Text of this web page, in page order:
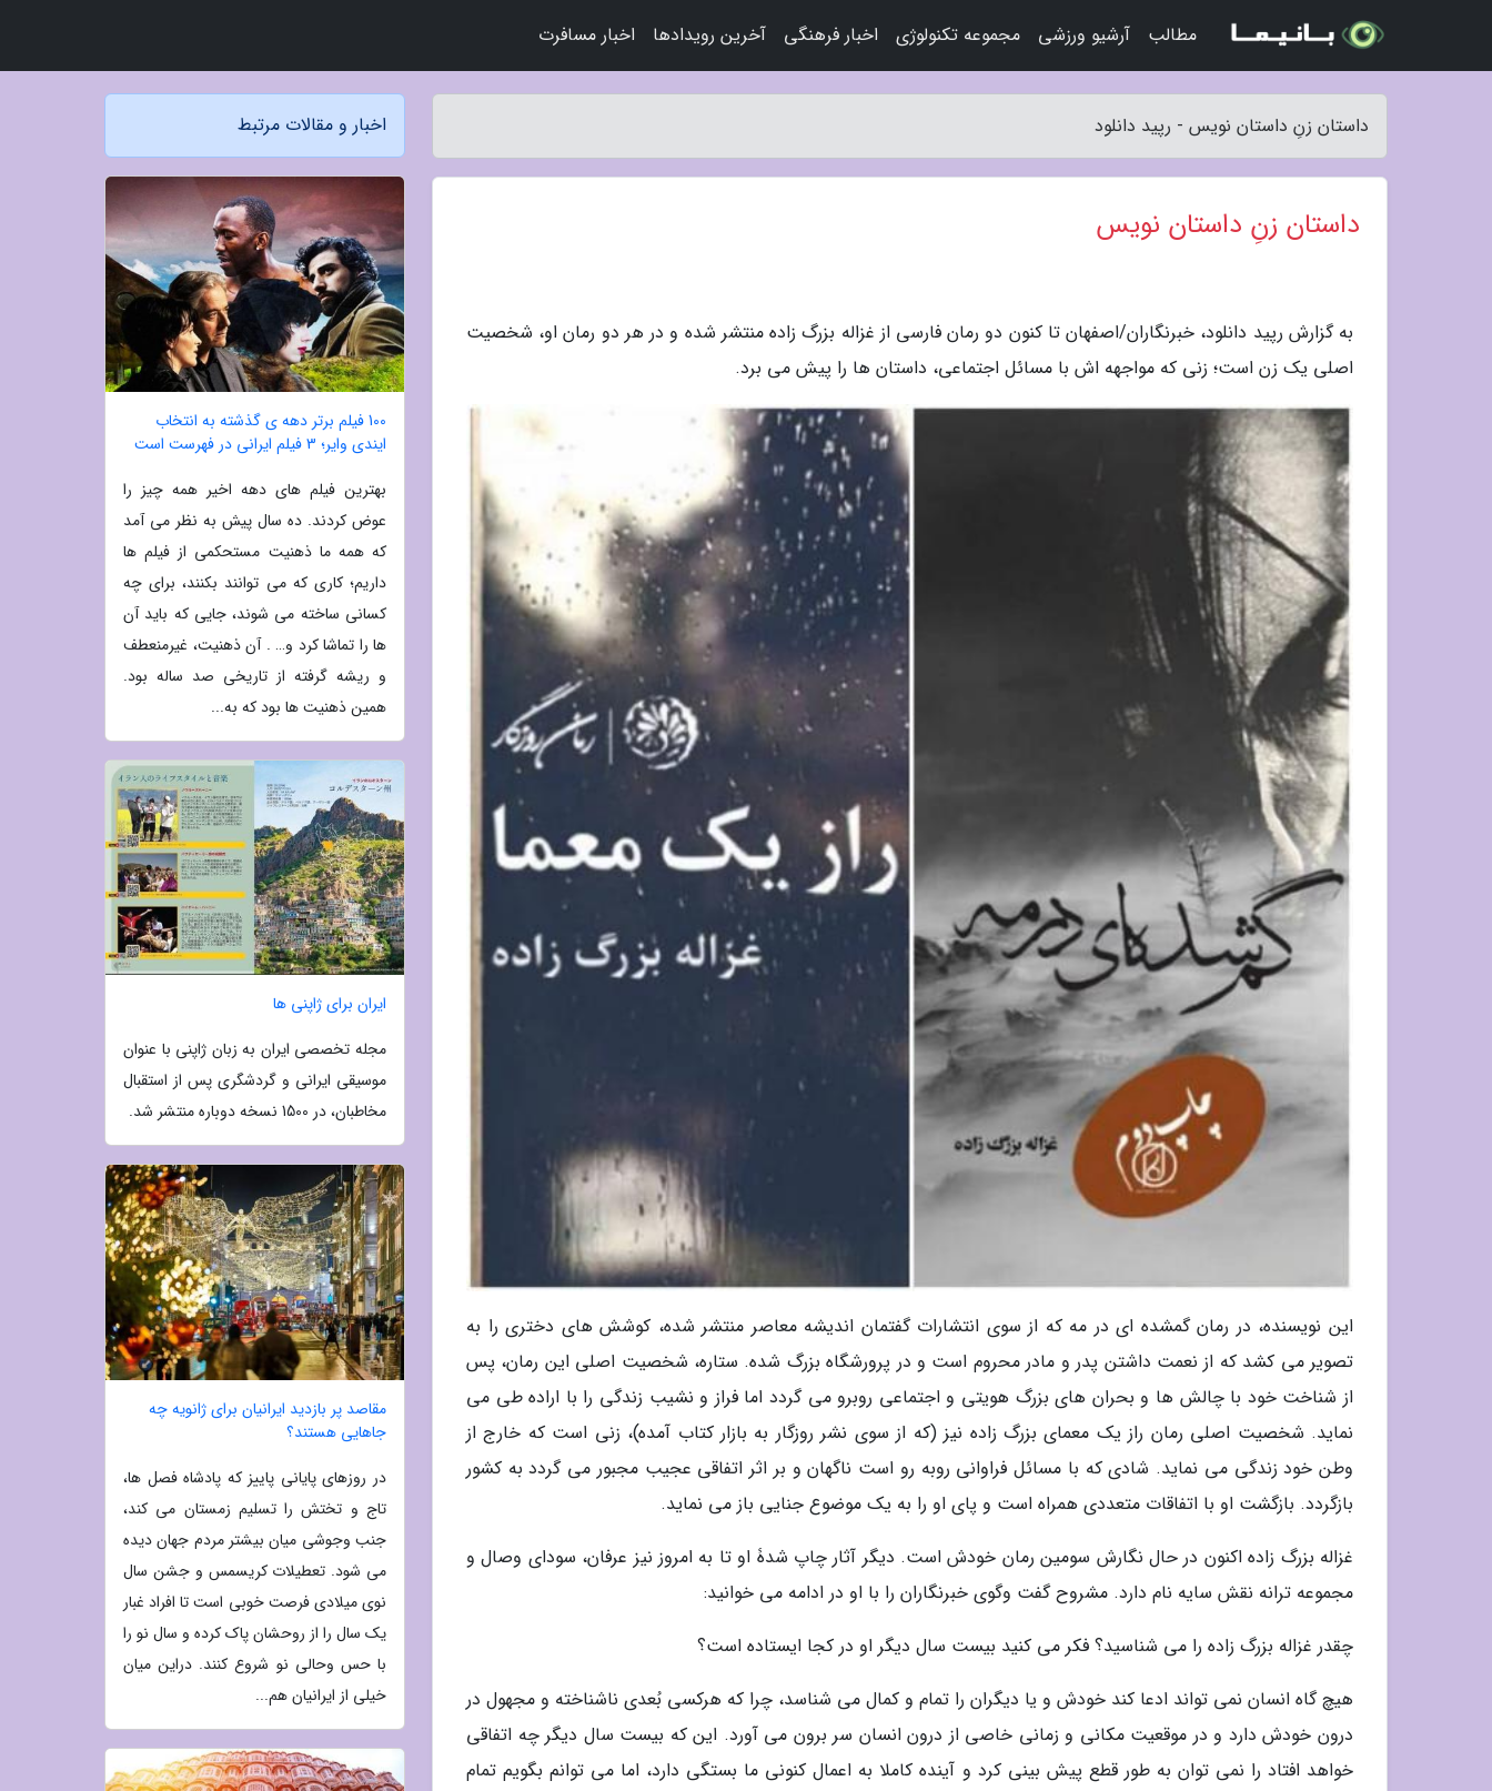
داستان زنِ داستان نویس - رپید دانلود
داستان زنِ داستان نویس
به گزارش رپید دانلود، خبرنگاران/اصفهان تا کنون دو رمان فارسی از غزاله بزرگ زاده منتشر شده و در هر دو رمان او، شخصیت
اصلی یک زن است؛ زنی که مواجهه اش با مسائل اجتماعی، داستان ها را پیش می برد.
این نویسنده، در رمان گمشده ای در مه که از سوی انتشارات گفتمان اندیشه معاصر منتشر شده، کوشش های دختری را به
تصویر می کشد که از نعمت داشتن پدر و مادر محروم است و در پرورشگاه بزرگ شده. ستاره، شخصیت اصلی این رمان، پس
از شناخت خود با چالش ها و بحران های بزرگ هویتی و اجتماعی روبرو می گردد اما فراز و نشیب زندگی را با اراده طی می
نماید. شخصیت اصلی رمان راز یک معمای بزرگ زاده نیز (که از سوی نشر روزگار به بازار کتاب آمده)، زنی است که خارج از
وطن خود زندگی می نماید. شادی که با مسائل فراوانی روبه رو است ناگهان و بر اثر اتفاقی عجیب مجبور می گردد به کشور
بازگردد. بازگشت او با اتفاقات متعددی همراه است و پای او را به یک موضوع جنایی باز می نماید.
غزاله بزرگ زاده اکنون در حال نگارش سومین رمان خودش است. دیگر آثار چاپ شدۀ او تا به امروز نیز عرفان، سودای وصال و
مجموعه ترانه نقش سایه نام دارد. مشروح گفت وگوی خبرنگاران را با او در ادامه می خوانید:
چقدر غزاله بزرگ زاده را می شناسید؟ فکر می کنید بیست سال دیگر او در کجا ایستاده است؟
هیچ گاه انسان نمی تواند ادعا کند خودش و یا دیگران را تمام و کمال می شناسد، چرا که هرکسی بُعدی ناشناخته و مجهول در
درون خودش دارد و در موقعیت مکانی و زمانی خاصی از درون انسان سر برون می آورد. این که بیست سال دیگر چه اتفاقی
خواهد افتاد را نمی توان به طور قطع پیش بینی کرد و آینده کاملا به اعمال کنونی ما بستگی دارد، اما می توانم بگویم تمام
اخبار و مقالات مرتبط
100 فیلم برتر دهه ی گذشته به انتخاب
ایندی وایر؛ 3 فیلم ایرانی در فهرست است
بهترین فیلم های دهه اخیر همه چیز را
عوض کردند. ده سال پیش به نظر می آمد
که همه ما ذهنیت مستحکمی از فیلم ها
داریم؛ کاری که می توانند بکنند، برای چه
کسانی ساخته می شوند، جایی که باید آن
ها را تماشا کرد و… . آن ذهنیت، غیرمنعطف
و ریشه گرفته از تاریخی صد ساله بود.
همین ذهنیت ها بود که به...
ایران برای ژاپنی ها
مجله تخصصی ایران به زبان ژاپنی با عنوان
موسیقی ایرانی و گردشگری پس از استقبال
مخاطبان، در 1500 نسخه دوباره منتشر شد.
مقاصد پر بازدید ایرانیان برای ژانویه چه
جاهایی هستند؟
در روزهای پایانی پاییز که پادشاه فصل ها،
تاج و تختش را تسلیم زمستان می کند،
جنب وجوشی میان بیشتر مردم جهان دیده
می شود. تعطیلات کریسمس و جشن سال
نوی میلادی فرصت خوبی است تا افراد غبار
یک سال را از روحشان پاک کرده و سال نو را
با حس وحالی نو شروع کنند. دراین میان
خیلی از ایرانیان هم...
مطالب آرشیو ورزشی مجموعه تکنولوژی اخبار فرهنگی آخرین رویدادها اخبار مسافرت